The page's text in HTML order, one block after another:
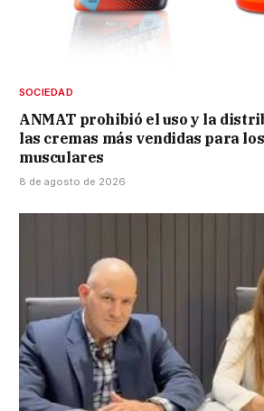
SOCIEDAD
ANMAT prohibió el uso y la
las cremas más vendidas para
musculares
8 de agosto de 2026